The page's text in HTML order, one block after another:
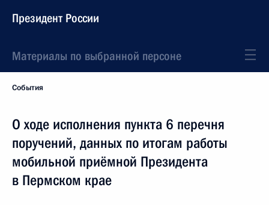
Президент России
Материалы по выбранной персоне
События
О ходе исполнения пункта 6 перечня
поручений, данных по итогам работы
мобильной приёмной Президента
в Пермском крае